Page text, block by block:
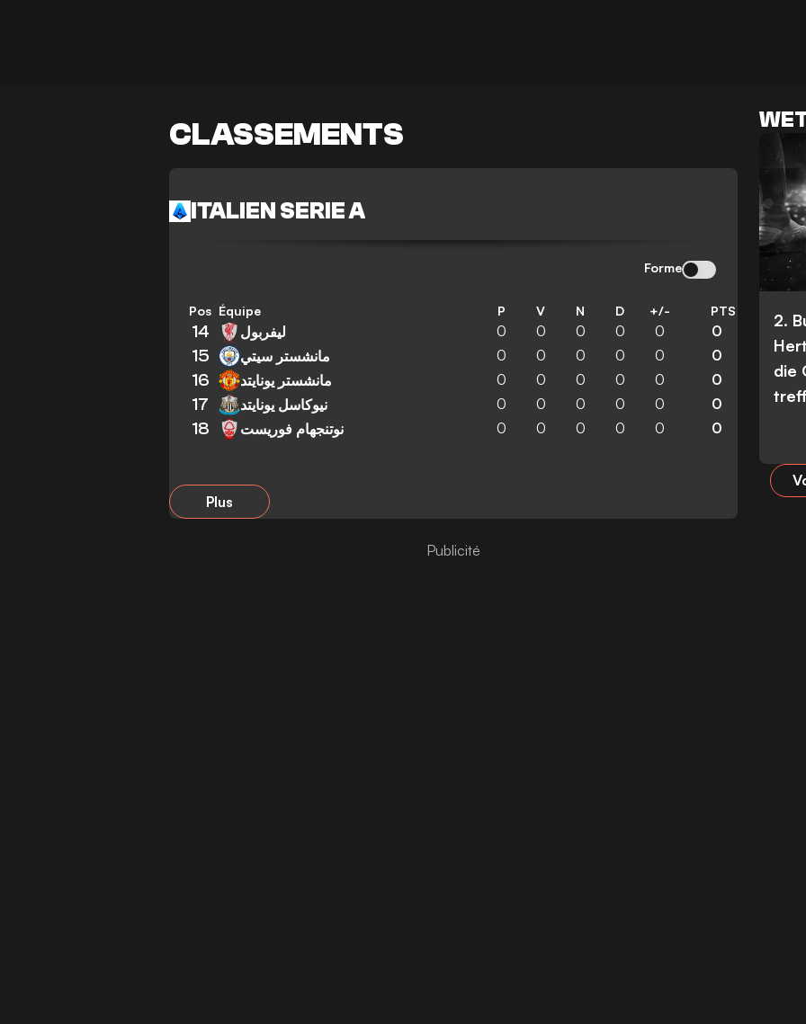
CLASSEMENTS
ITALIEN SERIE A
Forme
Pos Équipe P V N D +/- PTS
14 ليفربول 0 0 0 0 0 0
15 مانشستر سيتي 0 0 0 0 0 0
16 مانشستر يونايتد 0 0 0 0 0 0
17 نيوكاسل يونايتد 0 0 0 0 0 0
18 نوتنجهام فوريست 0 0 0 0 0 0
Plus
2.
die